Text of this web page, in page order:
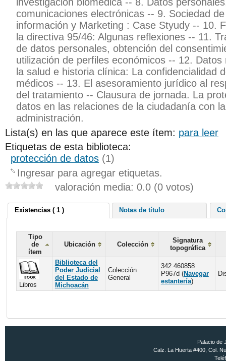
comunicaciones electrónicas -- 9. Sociedad
información y Marketing : Case Styudy -- 10.
la directiva 95/46: Algunas reflexiones -- 11.
de datos personales, obtención del
utilización de perfiles económicos -- 12. Datos
la salud e historia clínica: La confidencialidad
médicos -- 13. El asesoramiento jurídico al
del tratamiento -- Clausura de jornada. La
datos en las relaciones de la ciudadanía con la
administración.
Lista(s) en las que aparece este ítem: para leer
Etiquetas de esta biblioteca:
protección de datos (1)
Ingresar para agregar etiquetas.
valoración media: 0.0 (0 votos)
Existencias ( 1 ) Notas de título
Tipo
de
ítem
Ubicación Colección
Signatura
topográfica
Libros
Biblioteca del
Poder Judicial
del Estado de
Michoacán
Colección
General
342.460858
P967d (Navegar
estantería)
Palacio de
Calz. La Huerta #400, Col.